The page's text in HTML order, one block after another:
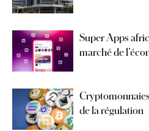
Super Apps
marché de
de la régulation